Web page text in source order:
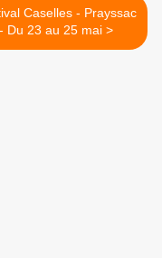
Caselles - Prayssac
- Du 23 au 25 mai >